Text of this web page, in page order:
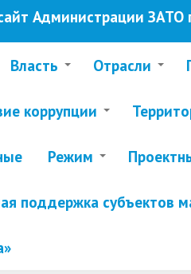
Администрации ЗАТО
Власть Отрасли
коррупции
Режим
поддержка субъектов